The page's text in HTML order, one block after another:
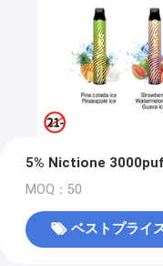
5% Nictione
MOQ：50
ベストプライ